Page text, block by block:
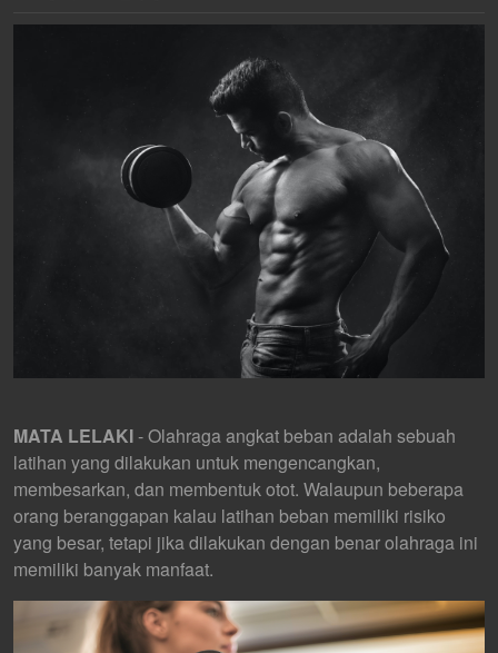
MATA LELAKI- Olahraga angkat beban adalah sebuah
latihan yang dilakukan untuk mengencangkan,
membesarkan, dan membentuk otot. Walaupun beberapa
orang beranggapan kalau latihan beban memiliki risiko
yang besar, tetapi jika dilakukan dengan benar olahraga ini
memiliki banyak manfaat.